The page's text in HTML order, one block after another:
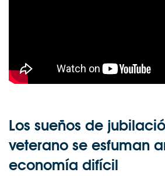
Los sueños de
veterano se esfuman
economía difícil